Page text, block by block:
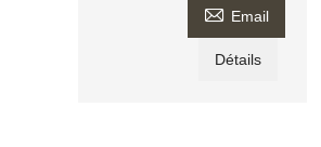
 Email
Détails